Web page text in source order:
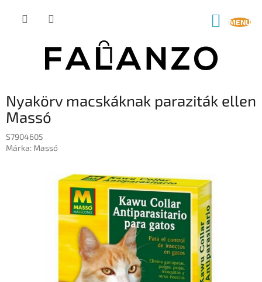
KOSÁR
Nyakörv macskáknak paraziták ellen
Massó
S7904605
Márka: Massó